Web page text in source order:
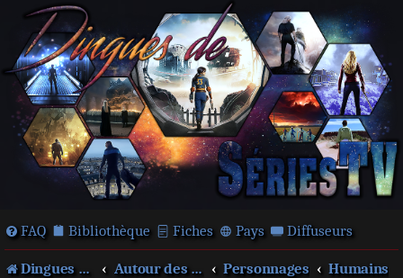
FAQ Bibliothèque Fiches Pays Diffuseurs
Dingues de séries télé ! Autour des films et séries Personnages Humains